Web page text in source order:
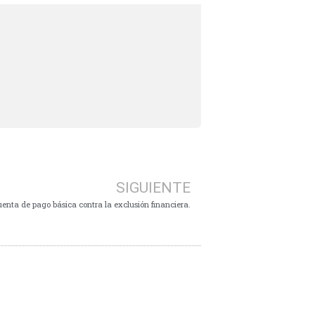
SIGUIENTE
de pago básica contra la exclusión financiera.